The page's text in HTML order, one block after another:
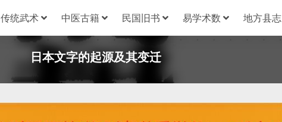
传统武术 中医古籍 民国旧书 易学术数 地方县志
日本文字的起源及其变迁